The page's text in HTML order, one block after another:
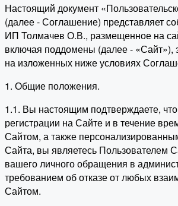
Настоящий документ
(далее - Соглашение) представляет
ИП Толмачев О.В., размещенное на
включая поддомены (далее - «Сайт»),
на изложенных ниже условиях
1. Общие положения.
1.1. Вы настоящим подтверждаете,
регистрации на Сайте и в течение
Сайтом, а также
Сайта, вы являетесь Пользователем
вашего личного обращения в
требованием об отказе от любых
Сайтом.